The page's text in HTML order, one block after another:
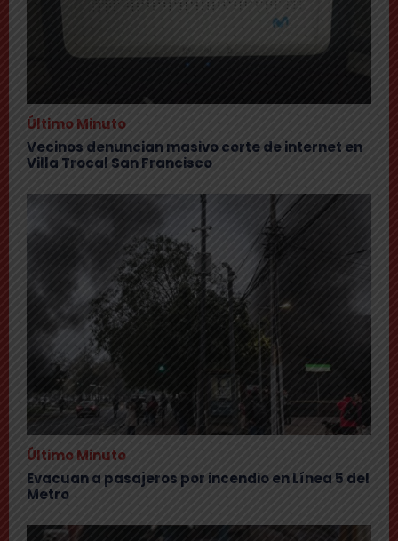
Último Minuto
Vecinos denuncian masivo corte de internet en
Villa Trocal San Francisco
Último Minuto
Evacuan a pasajeros por incendio en Línea 5 del
Metro